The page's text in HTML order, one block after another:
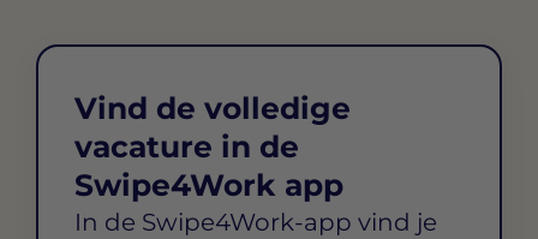
Vind de volledige
vacature in de
Swipe4Work app
In de Swipe4Work-app vind je